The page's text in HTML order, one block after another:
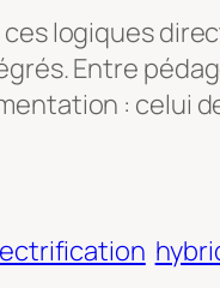
logiques
Entre
: celui